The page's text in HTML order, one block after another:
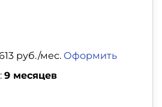
9 месяцев
руб./мес. Оформить